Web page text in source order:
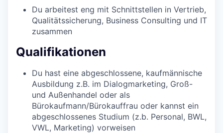
Du arbeitest eng mit Schnittstellen in Vertrieb,
Qualitätssicherung, Business Consulting und IT
zusammen
Qualifikationen
Du hast eine abgeschlossene, kaufmännische
Ausbildung z.B. im Dialogmarketing, Groß-
und Außenhandel oder als
Bürokaufmann/Bürokauffrau oder kannst ein
abgeschlossenes Studium (z.b. Personal, BWL,
VWL, Marketing) vorweisen